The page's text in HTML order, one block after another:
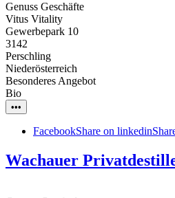
Genuss Geschäfte
Vitus Vitality
Gewerbepark 10
3142
Perschling
Niederösterreich
Besonderes Angebot
Bio
•••
FacebookShare on linkedin
Wachauer